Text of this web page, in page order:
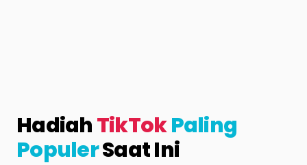
HadiahTikTokPaling
PopulerSaat Ini